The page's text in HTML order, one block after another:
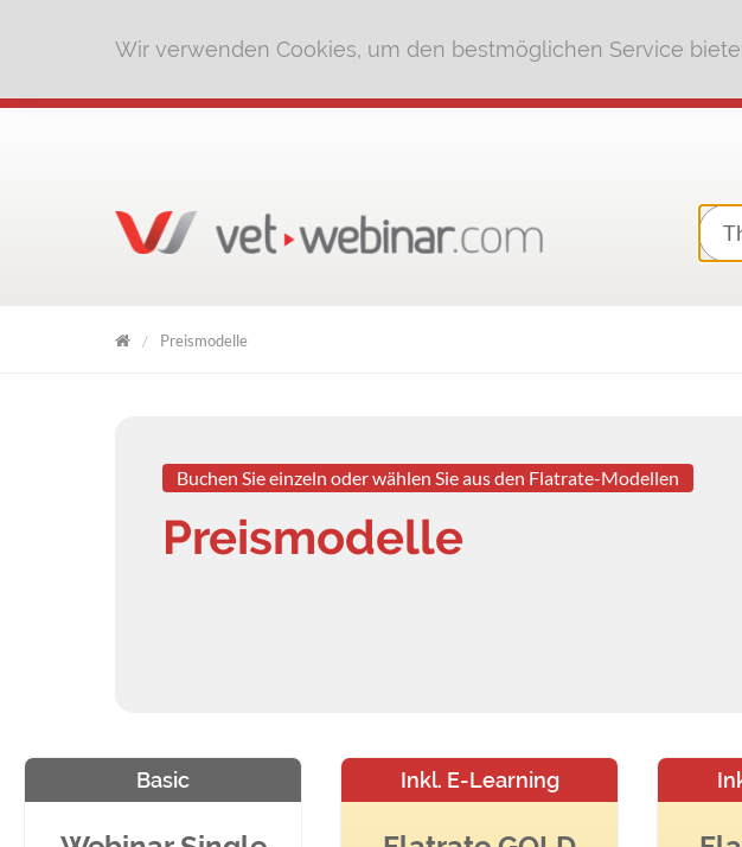
Wir verwenden Cookies, um den bestmöglichen Service
Preismodelle
Buchen Sie einzeln oder wählen Sie aus den Flatrate-Modellen
Preismodelle
Basic Inkl. E-Learning